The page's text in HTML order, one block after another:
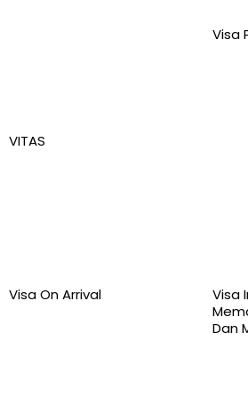
VITAS
Visa
Visa On Arrival
Visa
Dan